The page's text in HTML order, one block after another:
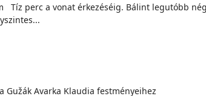
Tíz perc a vonat érkezéséig. Bálint legutóbb